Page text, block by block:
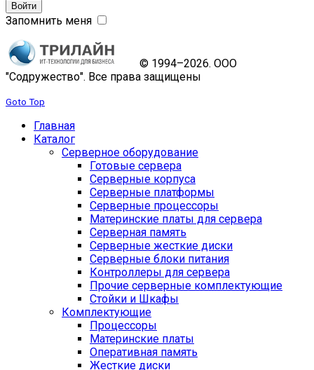
Запомнить меня
© 1994–2026. ООО
"Содружество". Все права защищены
Goto Top
Главная
Каталог
Серверное оборудование
Готовые сервера
Серверные корпуса
Серверные платформы
Серверные процессоры
Материнские платы для сервера
Серверная память
Серверные жесткие диски
Серверные блоки питания
Контроллеры для сервера
Прочие серверные комплектующие
Стойки и Шкафы
Комплектующие
Процессоры
Материнские платы
Оперативная память
Жесткие диски